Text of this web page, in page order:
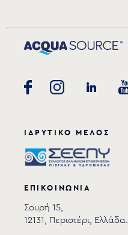
ΙΔΡΥΤΙΚΟ ΜΕΛΟΣ
ΕΠΙΚΟΙΝΩΝΙΑ
Σουρή 15,
12131, Περιστέρι, Ελλάδα.